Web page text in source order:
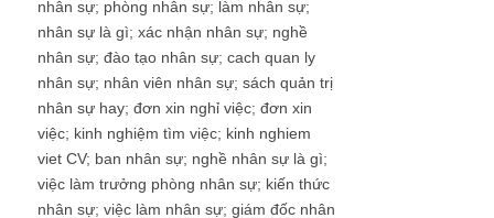
nhân sự; phòng nhân sự; làm nhân sự;
nhân sự là gì; xác nhận nhân sự; nghề
nhân sự; đào tạo nhân sự; cach quan ly
nhân sự; nhân viên nhân sự; sách quản trị
nhân sự hay; đơn xin nghỉ việc; đơn xin
việc; kinh nghiệm tìm việc; kinh nghiem
viet CV; ban nhân sự; nghề nhân sự là gì;
việc làm trưởng phòng nhân sự; kiến thức
nhân sự; việc làm nhân sự; giám đốc nhân